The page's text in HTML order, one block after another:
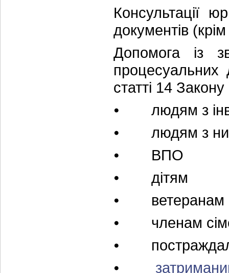
Консультації
документів
Допомога із
процесуальних
статті 14
⦁ людям з
⦁ людям з
⦁ ВПО
⦁ дітям
⦁ ветеранам
⦁ членам сімей
⦁ постраждали
⦁